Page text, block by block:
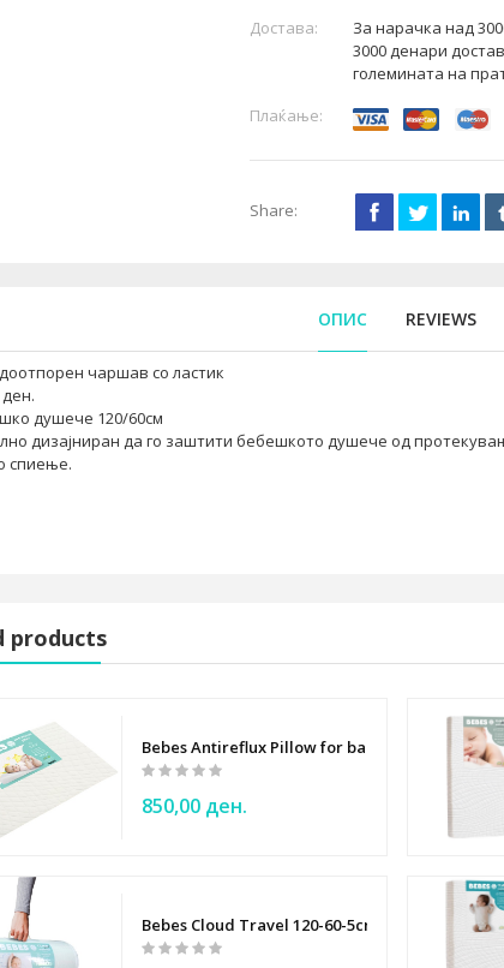
Достава:
За нарачка над
3000 денари
големината на
Плаќање:
Share:
ОПИС REVIEWS
чаршав со ластик
душече 120/60см
дизајниран да го заштити бебешкото душече од
спиење.
products
Bebes Antireflux Pillow for baby
850,00 ден.
Bebes Cloud Travel 120-60-5cm Baby mattress